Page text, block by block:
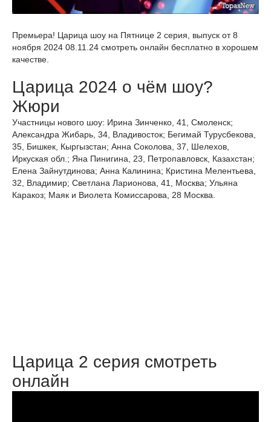
Премьера! Царица шоу на Пятнице 2 серия, выпуск от 8
ноября 2024 08.11.24 смотреть онлайн бесплатно в хорошем
качестве.
Царица 2024 о чём шоу?
Жюри
Участницы нового шоу: Ирина Зинченко, 41, Смоленск;
Александра Жибарь, 34, Владивосток; Бегимай Турусбекова,
35, Бишкек, Кыргызстан; Анна Соколова, 37, Шелехов,
Иркуская обл.; Яна Пинигина, 23, Петропавловск, Казахстан;
Елена Зайнутдинова; Анна Калинина; Кристина Мелентьева,
32, Владимир; Светлана Ларионова, 41, Москва; Ульяна
Каракоз; Маяк и Виолета Комиссарова, 28 Москва.
Царица 2 серия смотреть
онлайн